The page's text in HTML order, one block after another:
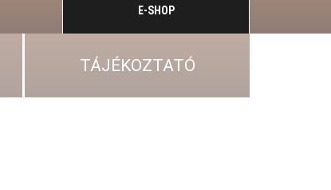
E-SHOP
TÁJÉKOZTATÓ